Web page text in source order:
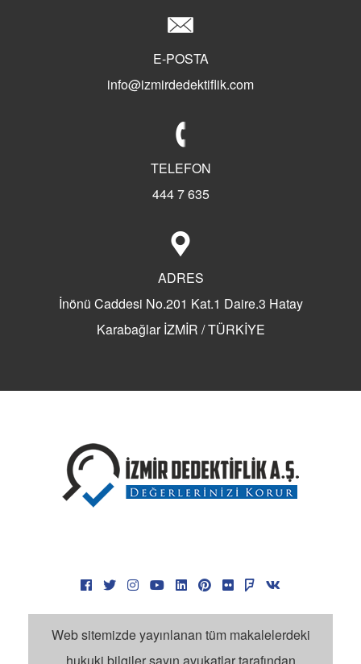
E-POSTA
info@izmirdedektiflik.com
TELEFON
444 7 635
ADRES
İnönü Caddesi No.201 Kat.1 Daire.3 Hatay
Karabağlar İZMİR / TÜRKİYE
Web sitemizde yayınlanan tüm makalelerdeki
hukuki bilgiler sayın avukatlar tarafından